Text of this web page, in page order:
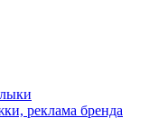
реклама бренда